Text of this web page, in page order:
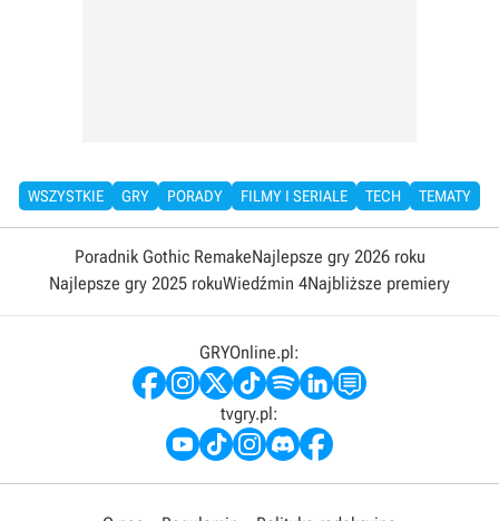
WSZYSTKIE GRY PORADY FILMY I SERIALE TECH TEMATY
Poradnik Gothic RemakeNajlepsze gry 2026 roku
Najlepsze gry 2025 rokuWiedźmin 4Najbliższe premiery
GRYOnline.pl:
tvgry.pl: